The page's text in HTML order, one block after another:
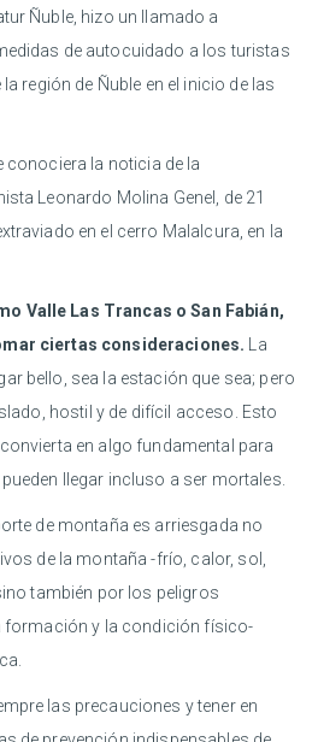
Ñuble, hizo un llamado a
de autocuidado a los turistas
región de Ñuble en el inicio de las
conociera la noticia de la
Leonardo Molina Genel, de 21
en el cerro Malalcura, en la
Valle Las Trancas o San Fabián,
ciertas consideraciones. La
bello, sea la estación que sea; pero
hostil y de difícil acceso. Esto
en algo fundamental para
llegar incluso a ser mortales.
de montaña es arriesgada no
de la montaña -frío, calor, sol,
también por los peligros
formación y la condición físico-
las precauciones y tener en